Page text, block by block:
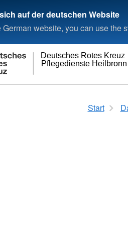
auf der deutschen Website
German website, you can use the
Pflegedienste Heilbronn
Deutsches Rotes Kreuz
Start